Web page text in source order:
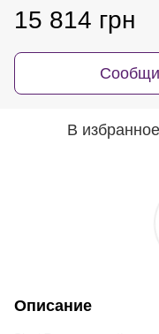
15 814 грн
В избранное
Описание